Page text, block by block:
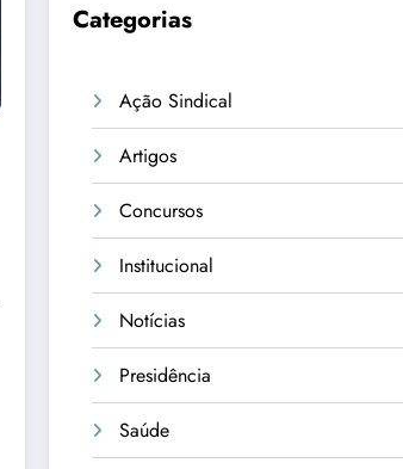
Categorias
Ação Sindical
Artigos
Concursos
Institucional
Notícias
Presidência
Saúde